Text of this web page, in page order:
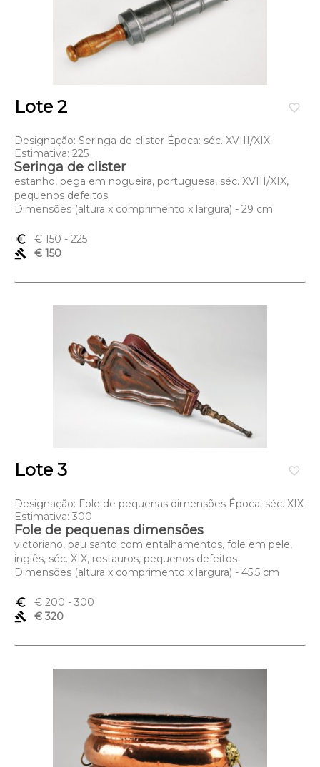
favorite_border
Lote 2
Designação: Seringa de clister Época: séc. XVIII/XIX
Estimativa: 225
Seringa de clister
estanho, pega em nogueira, portuguesa, séc. XVIII/XIX,
pequenos defeitos
Dimensões (altura x comprimento x largura) - 29 cm
euro_symbol € 150 - 225
gavel
€ 150
favorite_border
Lote 3
Designação: Fole de pequenas dimensões Época: séc. XIX
Estimativa: 300
Fole de pequenas dimensões
victoriano, pau santo com entalhamentos, fole em pele,
inglês, séc. XIX, restauros, pequenos defeitos
Dimensões (altura x comprimento x largura) - 45,5 cm
euro_symbol € 200 - 300
gavel
€ 320